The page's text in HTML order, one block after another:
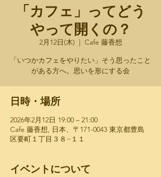
「カフェ」ってどう
やって開くの？
2月12日(木)
  |
Cafe 藤香想
「いつかカフェをやりたい」そう思ったこと
がある方へ。思いを形にする会
日時・場所
2026年2月12日 19:00 – 21:00
Cafe 藤香想, 日本、〒171-0043 東京都豊島
区要町１丁目３８−１１
イベントについて